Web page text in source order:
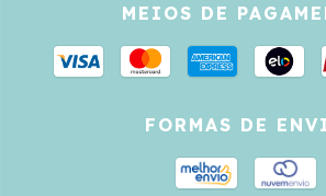
MEIOS DE
FORMAS DE